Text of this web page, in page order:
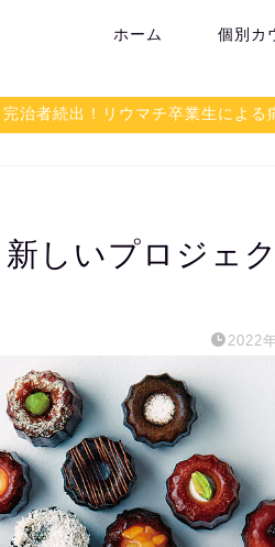
ホーム 個別カ
治者続出！リウマチ卒業生によ
新しいプロジェ
2022